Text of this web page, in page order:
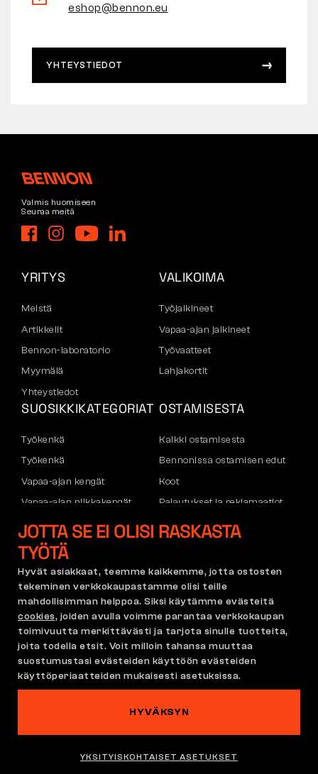
eshop@bennon.eu
YHTEYSTIEDOT
Valmis huomiseen
Seuraa meitä
YRITYS
Meistä
Artikkelit
Bennon-laboratorio
Myymälä
Yhteystiedot
VALIKOIMA
Työjalkineet
Vapaa-ajan jalkineet
Työvaatteet
Lahjakortit
SUOSIKKIKATEGORIAT
Työkenkä
Työkenkä
Vapaa-ajan kengät
Vapaa-ajan nilkkakengät
Housut
Hupparit
OSTAMISESTA
Kaikki ostamisesta
Bennonissa ostamisen edut
Koot
Palautukset ja reklamaatiot
Kuljetus ja maksu
Reklamaatiot ja takuu
Käyttöehdot
Reklamaatiopolitiikka
Cookie-asetukset
GDPR
Suomi | Suomi
JOTTA SE EI OLISI RASKASTA
TYÖTÄ
Hyvät asiakkaat, teemme kaikkemme, jotta ostosten
tekeminen verkkokaupastamme olisi teille
mahdollisimman helppoa. Siksi käytämme evästeitä
cookies, joiden avulla voimme parantaa verkkokaupan
toimivuutta merkittävästi ja tarjota sinulle tuotteita,
joita todella etsit. Voit milloin tahansa muuttaa
suostumustasi evästeiden käyttöön evästeiden
käyttöperiaatteiden mukaisesti asetuksissa.
HYVÄKSYN
YKSITYISKOHTAISET ASETUKSET